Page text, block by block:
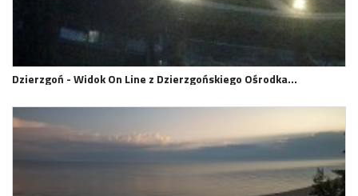
Dzierzgoń - Widok On Line z Dzierzgońskiego Ośrodka…